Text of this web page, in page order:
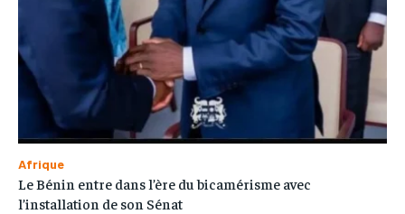
Afrique
Le Bénin entre dans l’ère du bicamérisme avec
l’installation de son Sénat